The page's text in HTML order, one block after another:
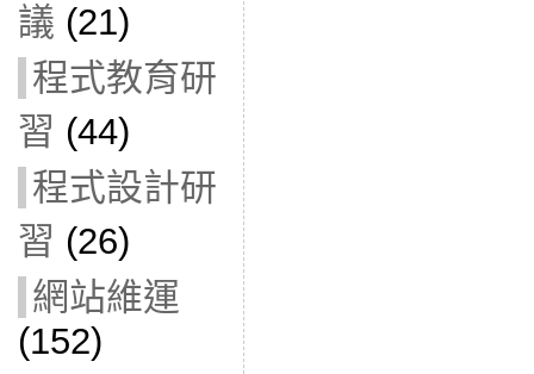
議 (21)
程式教育研
習 (44)
程式設計研
習 (26)
網站維運
(152)